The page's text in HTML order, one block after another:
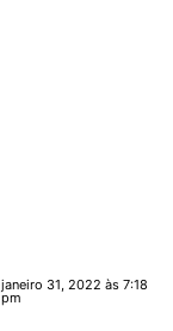
janeiro 31, 2022 às 7:18
pm